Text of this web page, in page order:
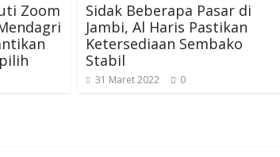
Zoom
Sidak Beberapa Pasar di
Jambi, Al Haris Pastikan
Ketersediaan Sembako
Stabil
31 Maret 2022 0